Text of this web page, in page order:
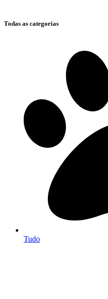
Todas as categorias
Tudo